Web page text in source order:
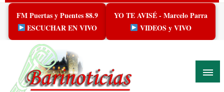
Skip
content
FM Puertas y Puentes 88.9
ESCUCHAR EN VIVO
YO TE AVISÉ - Marcelo Parra
VIDEOS y VIVO